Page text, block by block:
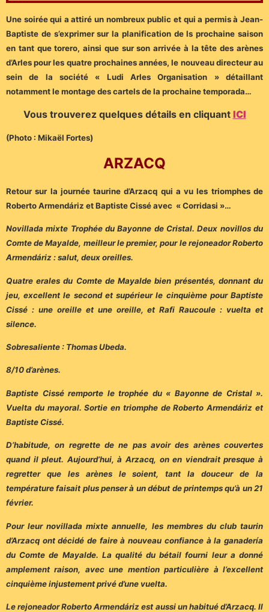
Une soirée qui a attiré un nombreux public et qui a permis à Jean-
Baptiste de s’exprimer sur la planification de ls prochaine saison
en tant que torero, ainsi que sur son arrivée à la tête des arènes
d’Arles pour les quatre prochaines années, le nouveau directeur au
sein de la société « Ludi Arles Organisation » détaillant
notamment le montage des cartels de la prochaine temporada…
Vous trouverez quelques détails en cliquant ICI
(Photo : Mikaël Fortes)
ARZACQ
Retour sur la journée taurine d’Arzacq qui a vu les triomphes de
Roberto Armendáriz et Baptiste Cissé avec « Corridasi »…
Novillada mixte Trophée du Bayonne de Cristal. Deux novillos du
Comte de Mayalde, meilleur le premier, pour le rejoneador Roberto
Armendáriz : salut, deux oreilles.
Quatre erales du Comte de Mayalde bien présentés, donnant du
jeu, excellent le second et supérieur le cinquième pour Baptiste
Cissé : une oreille et une oreille, et Rafi Raucoule : vuelta et
silence.
Sobresaliente : Thomas Ubeda.
8/10 d’arènes.
Baptiste Cissé remporte le trophée du « Bayonne de Cristal ».
Vuelta du mayoral. Sortie en triomphe de Roberto Armendáriz et
Baptiste Cissé.
D’habitude, on regrette de ne pas avoir des arènes couvertes
quand il pleut. Aujourd’hui, à Arzacq, on en viendrait presque à
regretter que les arènes le soient, tant la douceur de la
température faisait plus penser à un début de printemps qu’à un 21
février.
Pour leur novillada mixte annuelle, les membres du club taurin
d’Arzacq ont décidé de faire à nouveau confiance à la ganadería
du Comte de Mayalde. La qualité du bétail fourni leur a donné
amplement raison, avec une mention particulière à l’excellent
cinquième injustement privé d’une vuelta.
Le rejoneador Roberto Armendáriz est aussi un habitué d’Arzacq. Il